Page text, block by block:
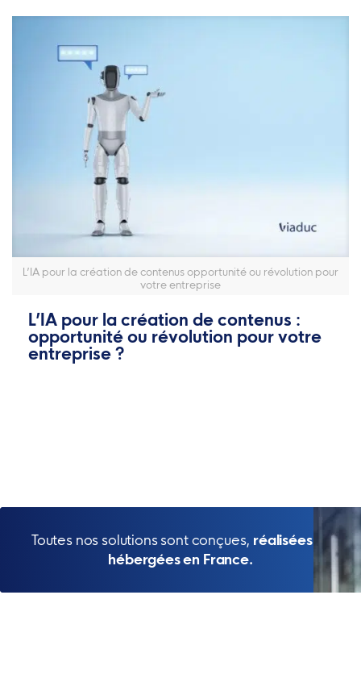
L’IA pour la création de contenus opportunité ou révolution pour
votre entreprise
L’IA pour la création de contenus :
opportunité ou révolution pour votre
entreprise ?
Toutes nos solutions sont conçues, réalisées et
hébergées en France.